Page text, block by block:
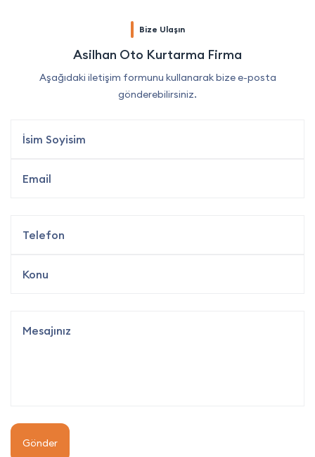
Bize Ulaşın
Asilhan Oto Kurtarma Firma
Aşağıdaki iletişim formunu kullanarak bize e-posta
gönderebilirsiniz.
Gönder